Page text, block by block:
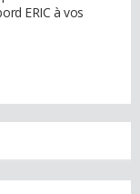
ERIC à vos